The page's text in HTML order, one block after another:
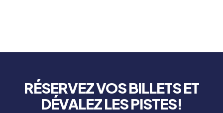
RÉSERVEZ VOS BILLETS ET
DÉVALEZ LES PISTES!